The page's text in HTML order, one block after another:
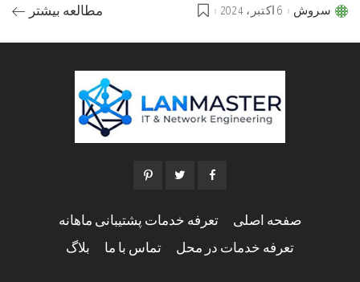
Postedسروش 6 اکتبر، 2024 مطالعه بیشتر
صفحه اصلی تعرفه خدمات پشتیبانی ماهانه
تعرفه خدمات در محل تماس با ما بلاگ